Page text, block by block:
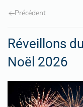
Précédent
Réveillons
Noël 2026